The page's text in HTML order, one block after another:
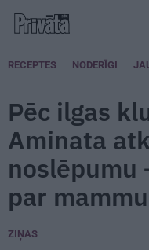
RECEPTES NODERĪGI
Pēc ilgas
Aminata
noslēpumu
par mammu
ZIŅAS